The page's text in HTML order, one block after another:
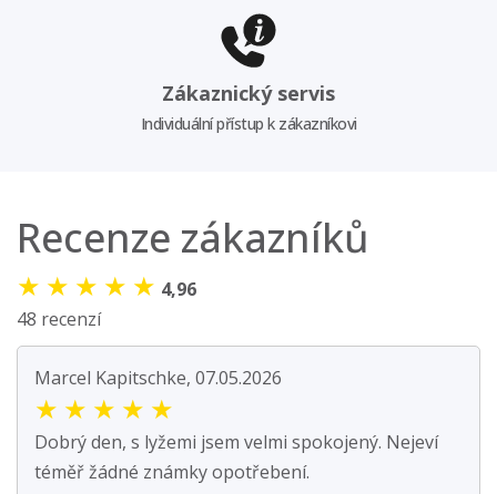
Zákaznický servis
Individuální přístup k zákazníkovi
Recenze zákazníků
★ ★ ★ ★ ★ 4,96
48 recenzí
Marcel Kapitschke, 07.05.2026
★ ★ ★ ★ ★
Dobrý den, s lyžemi jsem velmi spokojený. Nejeví
téměř žádné známky opotřebení.